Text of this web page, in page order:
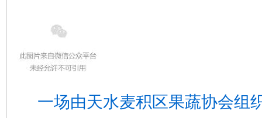
一场由天水麦积区果蔬协会组